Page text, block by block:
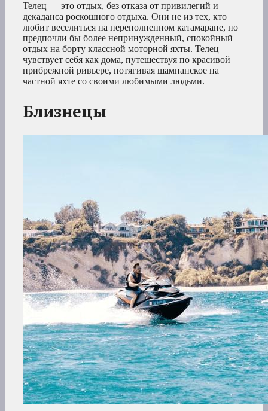
Телец — это отдых, без отказа от привилегий и
декаданса роскошного отдыха. Они не из тех, кто
любит веселиться на переполненном катамаране, но
предпочли бы более непринужденный, спокойный
отдых на борту классной моторной яхты. Телец
чувствует себя как дома, путешествуя по красивой
прибрежной ривьере, потягивая шампанское на
частной яхте со своими любимыми людьми.
Близнецы